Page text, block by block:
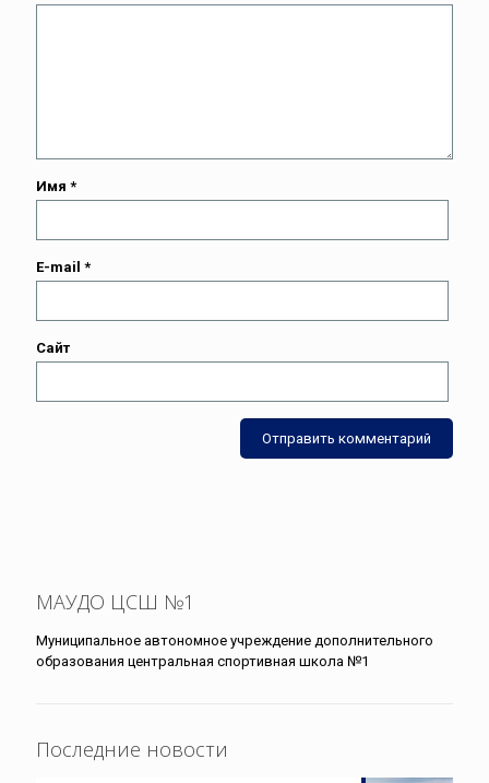
Имя *
E-mail *
Сайт
МАУДО ЦСШ №1
Муниципальное автономное учреждение дополнительного
образования центральная спортивная школа №1
Последние новости